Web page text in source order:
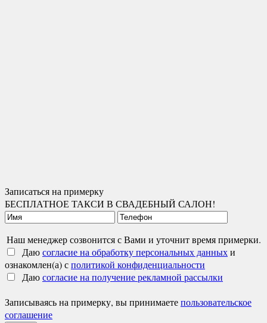
Записаться на примерку
БЕСПЛАТНОЕ ТАКСИ В СВАДЕБНЫЙ САЛОН!
Наш менеджер созвонится с Вами и уточнит время примерки.
Даюсогласие на обработку персональных данныхи
ознакомлен(а) сполитикой конфиденциальности
Даюсогласие на получение рекламной рассылки
Записываясь на примерку, вы принимаетепользовательское
соглашение